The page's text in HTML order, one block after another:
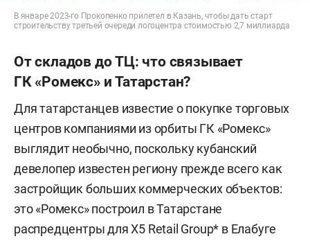
В январе 2023-го Прокопенко прилетел в Казань, чтобы дать старт
строительству третьей очереди логоцентра стоимостью 2,7 миллиарда
От складов до ТЦ: что связывает
ГК «Ромекс» и Татарстан?
Для татарстанцев известие о покупке торговых
центров компаниями из орбиты ГК «Ромекс»
выглядит необычно, поскольку кубанский
девелопер известен региону прежде всего как
застройщик больших коммерческих объектов:
это «Ромекс» построил в Татарстане
распредцентры для Х5 Retail Group* в Елабуге